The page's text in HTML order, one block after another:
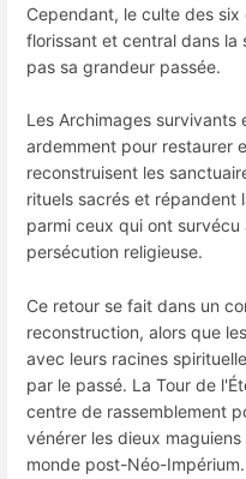
Cependant, le culte des
florissant et central dans la
pas sa grandeur passée.
Les Archimages
ardemment pour restaurer
reconstruisent les
rituels sacrés et répandent
parmi ceux qui ont
persécution religieuse.
Ce retour se fait dans un
reconstruction, alors que
avec leurs racines
par le passé. La Tour de
centre de rassemblement
vénérer les dieux
monde post-Néo-Impérium.